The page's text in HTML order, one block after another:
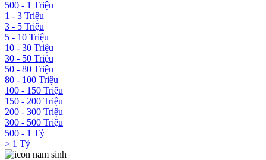
500 - 1 Triệu
1 - 3 Triệu
3 - 5 Triệu
5 - 10 Triệu
10 - 30 Triệu
30 - 50 Triệu
50 - 80 Triệu
80 - 100 Triệu
100 - 150 Triệu
150 - 200 Triệu
200 - 300 Triệu
300 - 500 Triệu
500 - 1 Tỷ
> 1 Tỷ